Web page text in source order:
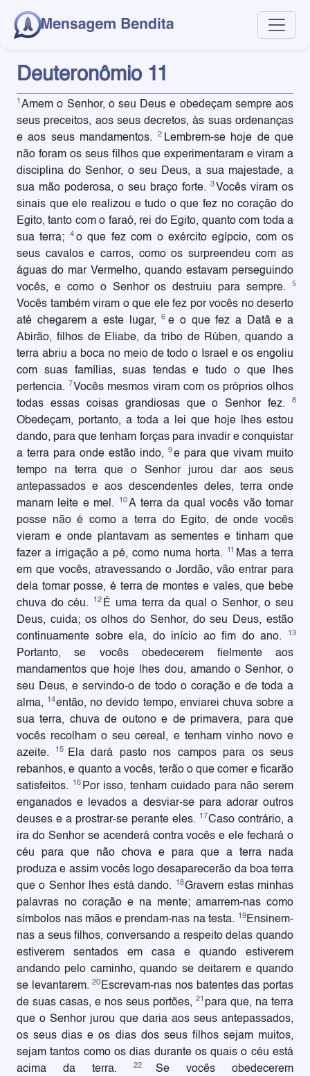
Deuteronômio 11
1 Amem o Senhor, o seu Deus e obedeçam sempre aos
seus preceitos, aos seus decretos, às suas ordenanças
e aos seus mandamentos.
2 Lembrem-se hoje de que
não foram os seus filhos que experimentaram e viram a
disciplina do Senhor, o seu Deus, a sua majestade, a
sua mão poderosa, o seu braço forte. 3 Vocês viram os
sinais que ele realizou e tudo o que fez no coração do
Egito, tanto com o faraó, rei do Egito, quanto com toda a
sua terra;
4 o que fez com o exército egípcio, com os
seus cavalos e carros, como os surpreendeu com as
águas do mar Vermelho, quando estavam perseguindo
vocês, e como o Senhor os destruiu para sempre.
5
Vocês também viram o que ele fez por vocês no deserto
até chegarem a este lugar,6 e o que fez a Datã e a
Abirão, filhos de Eliabe, da tribo de Rúben, quando a
terra abriu a boca no meio de todo o Israel e os engoliu
com suas famílias, suas tendas e tudo o que lhes
pertencia. 7Vocês mesmos viram com os próprios olhos
todas essas coisas grandiosas que o Senhor fez.
8
Obedeçam, portanto, a toda a lei que hoje lhes estou
dando, para que tenham forças para invadir e conquistar
a terra para onde estão indo, 9e para que vivam muito
tempo na terra que o Senhor jurou dar aos seus
antepassados e aos descendentes deles, terra onde
manam leite e mel.
10 A terra da qual vocês vão tomar
posse não é como a terra do Egito, de onde vocês
vieram e onde plantavam as sementes e tinham que
fazer a irrigação a pé, como numa horta.
11 Mas a terra
em que vocês, atravessando o Jordão, vão entrar para
dela tomar posse, é terra de montes e vales, que bebe
chuva do céu.
12 É uma terra da qual o Senhor, o seu
Deus, cuida; os olhos do Senhor, do seu Deus, estão
continuamente sobre ela, do início ao fim do ano.
13
Portanto, se vocês obedecerem fielmente aos
mandamentos que hoje lhes dou, amando o Senhor, o
seu Deus, e servindo-o de todo o coração e de toda a
alma, 14então, no devido tempo, enviarei chuva sobre a
sua terra, chuva de outono e de primavera, para que
vocês recolham o seu cereal, e tenham vinho novo e
azeite.
15
Ela dará pasto nos campos para os seus
rebanhos, e quanto a vocês, terão o que comer e ficarão
satisfeitos.
16 Por isso, tenham cuidado para não serem
enganados e levados a desviar-se para adorar outros
deuses e a prostrar-se perante eles. 17Caso contrário, a
ira do Senhor se acenderá contra vocês e ele fechará o
céu para que não chova e para que a terra nada
produza e assim vocês logo desaparecerão da boa terra
que o Senhor lhes está dando.
18Gravem estas minhas
palavras no coração e na mente; amarrem-nas como
símbolos nas mãos e prendam-nas na testa. 19 Ensinem-
nas a seus filhos, conversando a respeito delas quando
estiverem sentados em casa e quando estiverem
andando pelo caminho, quando se deitarem e quando
se levantarem.20 Escrevam-nas nos batentes das portas
de suas casas, e nos seus portões, 21 para que, na terra
que o Senhor jurou que daria aos seus antepassados,
os seus dias e os dias dos seus filhos sejam muitos,
sejam tantos como os dias durante os quais o céu está
acima da terra.
22
Se vocês obedecerem